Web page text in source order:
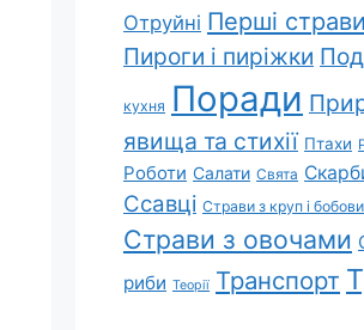
Отруйні Перші страви
Пироги і пиріжки
кухня Поради
явища та стихії Птахи
Роботи Салати Свята
Ссавці Страви з круп і
Страви з овочами
риби Теорії Транспорт